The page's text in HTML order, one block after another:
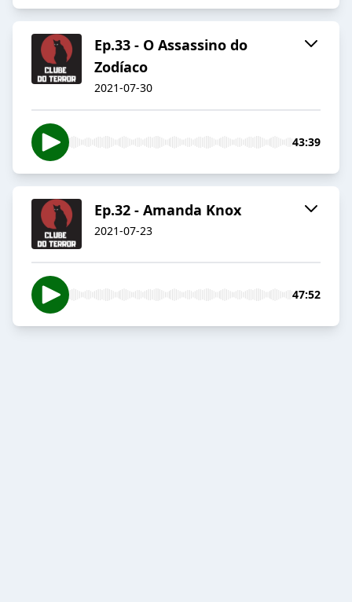
Ep.33 - O Assassino do
Zodíaco
2021-07-30
43:39
Ep.32 - Amanda Knox
2021-07-23
47:52